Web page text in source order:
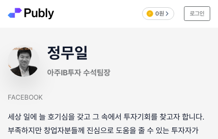
0원 로그인
정무일
아주IB투자 수석팀장
FACEBOOK
세상 일에 늘 호기심을 갖고 그 속에서 투자기회를 찾고자 합니다.
부족하지만 창업자분들께 진심으로 도움을 줄 수 있는 투자자가